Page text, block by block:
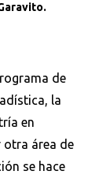
de
la
en
otra área de
se hace